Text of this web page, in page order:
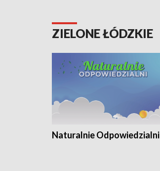
ZIELONE ŁÓDZKIE
Naturalnie Odpowiedzialni